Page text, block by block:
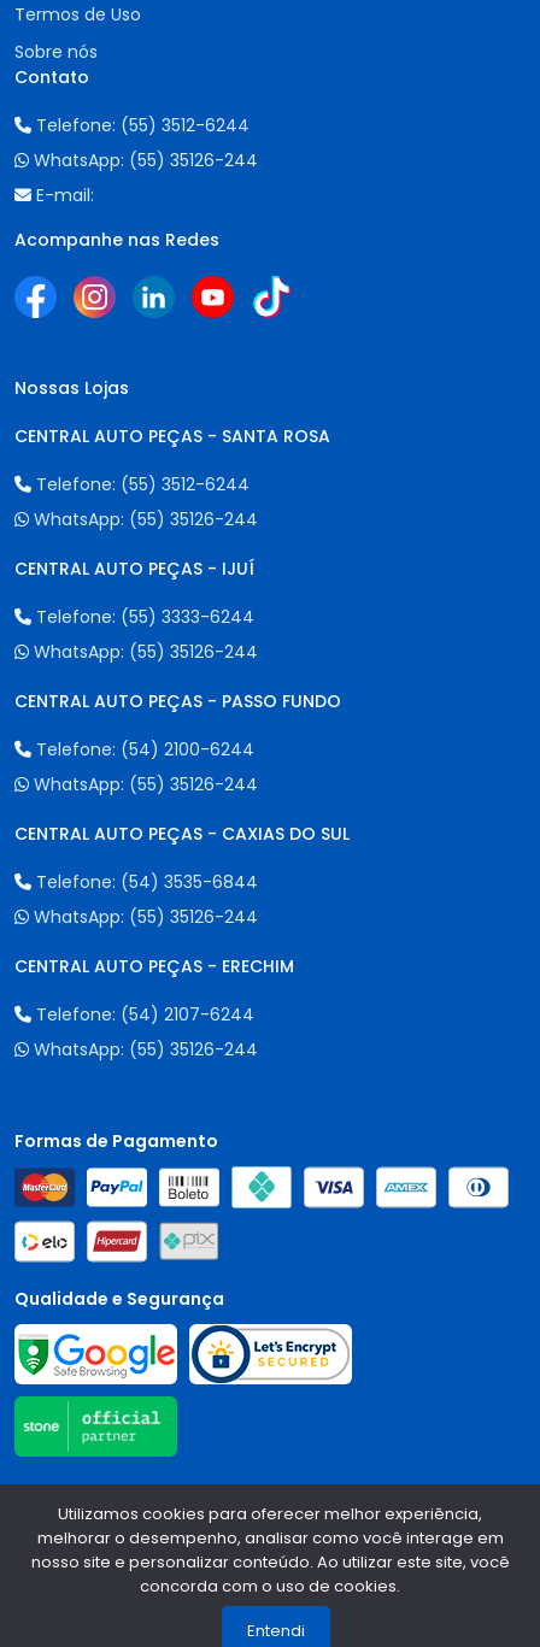
Termos de Uso
Sobre nós
Contato
Telefone: (55) 3512-6244
WhatsApp: (55) 35126-244
E-mail:
Acompanhe nas Redes
Nossas Lojas
CENTRAL AUTO PEÇAS - SANTA ROSA
Telefone: (55) 3512-6244
WhatsApp: (55) 35126-244
CENTRAL AUTO PEÇAS - IJUÍ
Telefone: (55) 3333-6244
WhatsApp: (55) 35126-244
CENTRAL AUTO PEÇAS - PASSO FUNDO
Telefone: (54) 2100-6244
WhatsApp: (55) 35126-244
CENTRAL AUTO PEÇAS - CAXIAS DO SUL
Telefone: (54) 3535-6844
WhatsApp: (55) 35126-244
CENTRAL AUTO PEÇAS - ERECHIM
Telefone: (54) 2107-6244
WhatsApp: (55) 35126-244
Formas de Pagamento
Qualidade e Segurança
Central Auto Peças - CNPJ: 90.196.999/0001-89
Todos os
direitos reservados.2026
Desenvolvido Por:
Utilizamos cookies para oferecer melhor experiência,
melhorar o desempenho, analisar como você interage em
nosso site e personalizar conteúdo. Ao utilizar este site, você
concorda com o uso de cookies.
Entendi